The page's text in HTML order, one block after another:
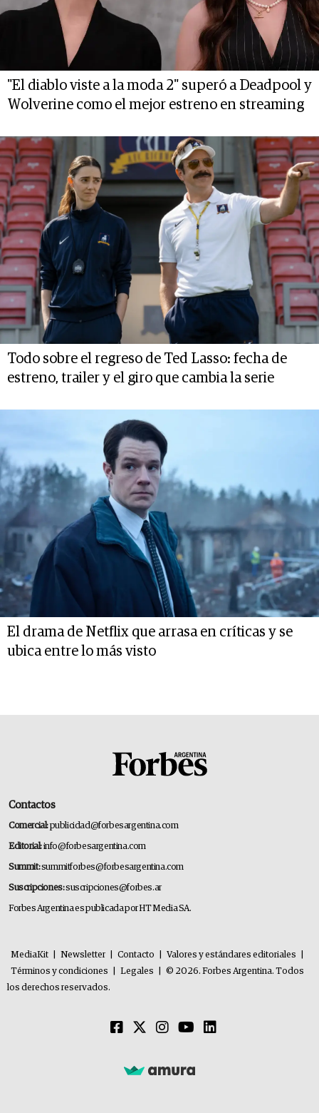
"El diablo viste a la moda 2" superó a Deadpool y
Wolverine como el mejor estreno en streaming
Todo sobre el regreso de Ted Lasso: fecha de
estreno, trailer y el giro que cambia la serie
El drama de Netflix que arrasa en críticas y se
ubica entre lo más visto
Contactos
Comercial:publicidad@forbesargentina.com
Editorial:info@forbesargentina.com
Summit:summitforbes@forbesargentina.com
Suscripciones:suscripciones@forbes.ar
Forbes Argentina es publicada por HT Media SA.
MediaKit Newsletter Contacto Valores y estándares editoriales
Términos y condiciones
Legales
© 2026. Forbes Argentina. Todos
los derechos reservados.